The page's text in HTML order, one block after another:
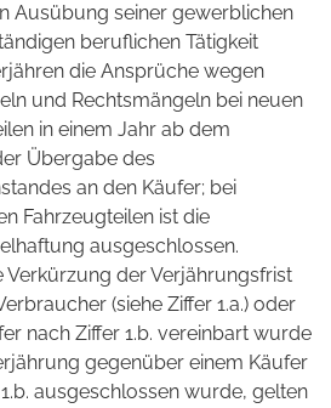
Ausübung seiner gewerblichen
beruflichen Tätigkeit
die Ansprüche wegen
und Rechtsmängeln bei neuen
in einem Jahr ab dem
Übergabe des
an den Käufer; bei
Fahrzeugteilen ist die
ausgeschlossen.
Verkürzung der Verjährungsfrist
(siehe Ziffer 1.a.) oder
nach Ziffer 1.b. vereinbart wurde
gegenüber einem Käufer
ausgeschlossen wurde, gelten